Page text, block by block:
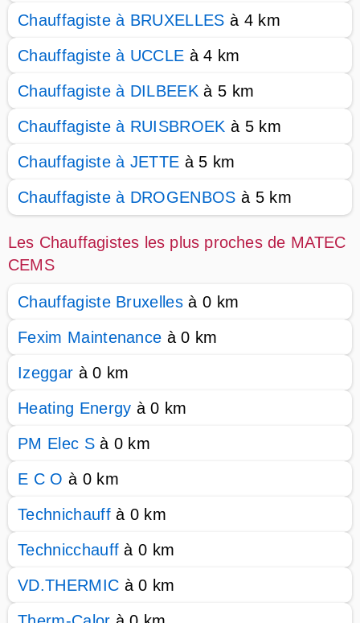
Chauffagiste à BRUXELLES à 4 km
Chauffagiste à UCCLE à 4 km
Chauffagiste à DILBEEK à 5 km
Chauffagiste à RUISBROEK à 5 km
Chauffagiste à JETTE à 5 km
Chauffagiste à DROGENBOS à 5 km
Les Chauffagistes les plus proches de MATEC
CEMS
Chauffagiste Bruxelles à 0 km
Fexim Maintenance à 0 km
Izeggar à 0 km
Heating Energy à 0 km
PM Elec Sà 0 km
E C O à 0 km
Technichauffà 0 km
Technicchauff à 0 km
VD.THERMIC à 0 km